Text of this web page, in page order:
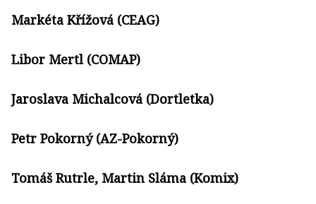
Markéta Křížová (CEAG)
Libor Mertl (COMAP)
Jaroslava Michalcová (Dortletka)
Petr Pokorný (AZ-Pokorný)
Tomáš Rutrle, Martin Sláma (Komix)